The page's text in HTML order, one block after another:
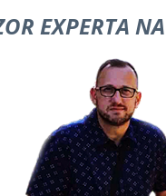
EXPERTA